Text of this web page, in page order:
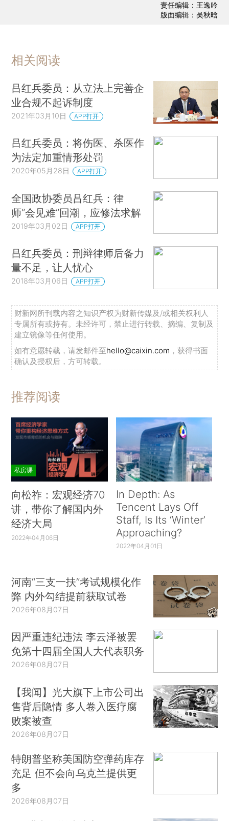
责任编辑：王逸吟
版面编辑：吴秋晗
相关阅读
吕红兵委员：从立法上完善企
业合规不起诉制度
2021年03月10日 APP打开
吕红兵委员：将伤医、杀医作
为法定加重情形处罚
2020年05月28日 APP打开
全国政协委员吕红兵：律
师“会见难”回潮，应修法求解
2019年03月02日 APP打开
吕红兵委员：刑辩律师后备力
量不足，让人忧心
2018年03月06日 APP打开
财新网所刊载内容之知识产权为财新传媒及/或相关权利人
专属所有或持有。未经许可，禁止进行转载、摘编、复制及
建立镜像等任何使用。
如有意愿转载，请发邮件至hello@caixin.com ，获得书面
确认及授权后，方可转载。
推荐阅读
私房课
向松祚：宏观经济70
讲，带你了解国内外
经济大局
2022年04月06日
In Depth: As
Tencent Lays Off
Staff, Is Its ‘Winter’
Approaching?
2022年04月01日
河南“三支一扶”考试规模化作
弊 内外勾结提前获取试卷
2026年08月07日
因严重违纪违法 李云泽被罢
免第十四届全国人大代表职务
2026年08月07日
【我闻】光大旗下上市公司出
售背后隐情 多人卷入医疗腐
败案被查
2026年08月07日
特朗普坚称美国防空弹药库存
充足 但不会向乌克兰提供更
多
2026年08月07日